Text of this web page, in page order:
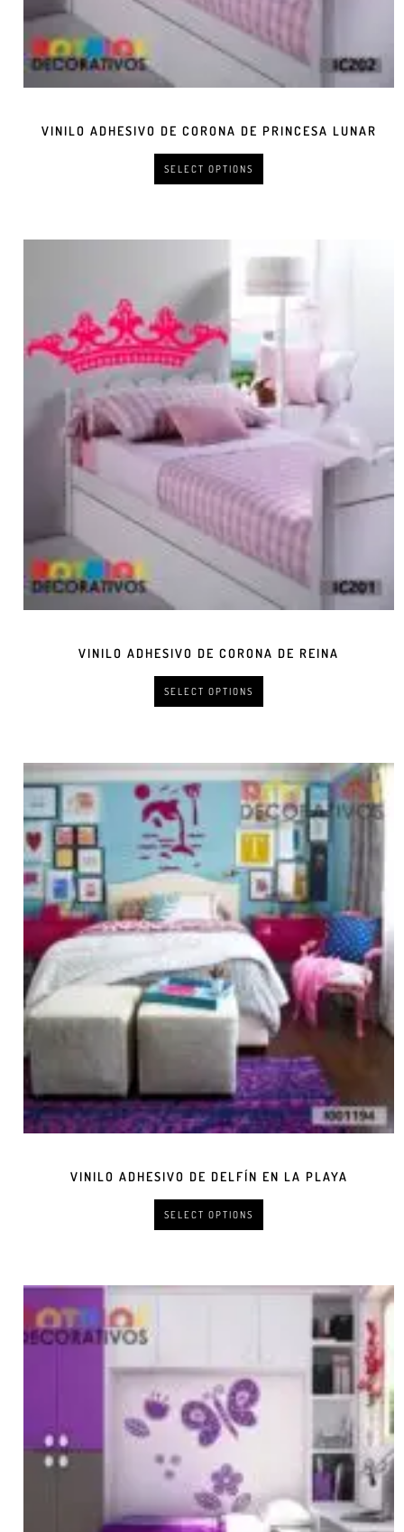
VINILO ADHESIVO DE CORONA DE PRINCESA LUNAR
SELECT OPTIONS
VINILO ADHESIVO DE CORONA DE REINA
SELECT OPTIONS
VINILO ADHESIVO DE DELFÍN EN LA PLAYA
SELECT OPTIONS